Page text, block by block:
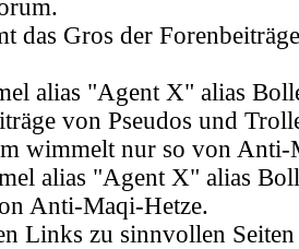
das Gros der
alias "Agent X" alias
von Pseudos und
wimmelt nur so von Anti-
alias "Agent X" alias
Anti-Maqi-Hetze.
Links zu sinnvollen